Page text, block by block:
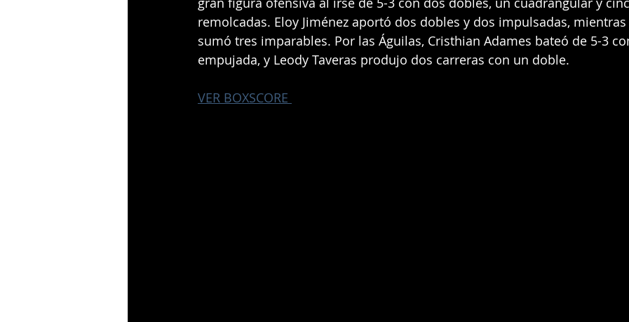
remolcadas. Eloy Jiménez aportó dos dobles y dos impulsadas,
sumó tres imparables. Por las Águilas, Cristhian Adames bateó de 5-3
empujada, y Leody Taveras produjo dos carreras con un doble.
VER BOXSCORE